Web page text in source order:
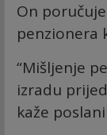
On
penzionera
“Mišljenje
izradu
kaže